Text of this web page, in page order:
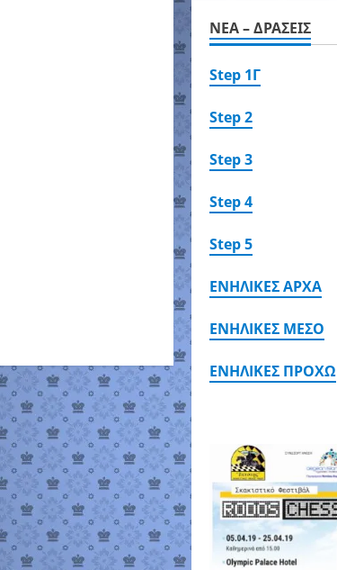
NEA – ΔΡΑΣΕΙΣ
Step 1Γ
Step 2
Step 3
Step 4
Step 5
ΕΝΗΛΙΚΕΣ ΑΡΧΑ
ΕΝΗΛΙΚΕΣ ΜΕΣΟ
ΕΝΗΛΙΚΕΣ ΠΡΟΧΩ